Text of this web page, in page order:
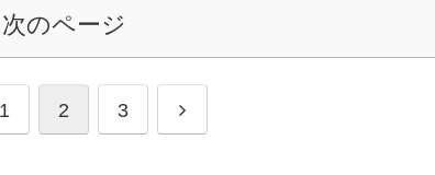
次のページ
1 2 3